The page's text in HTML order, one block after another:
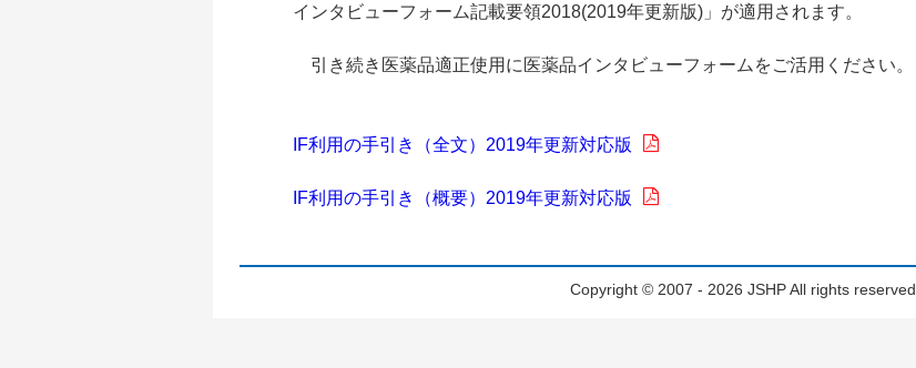
インタビューフォーム記載要領2018(2019年更新版)」が適用されます。
引き続き医薬品適正使用に医薬品インタビューフォームをご活用ください。
IF利用の手引き（全文）2019年更新対応版
IF利用の手引き（概要）2019年更新対応版
Copyright © 2007 - 2026 JSHP All rights reserved.